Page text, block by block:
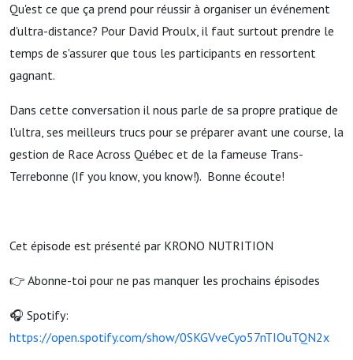
Qu'est ce que ça prend pour réussir à organiser un événement
d'ultra-distance? Pour David Proulx, il faut surtout prendre le
temps de s'assurer que tous les participants en ressortent
gagnant.
Dans cette conversation il nous parle de sa propre pratique de
l'ultra, ses meilleurs trucs pour se préparer avant une course, la
gestion de Race Across Québec et de la fameuse Trans-
Terrebonne (If you know, you know!). Bonne écoute!
Cet épisode est présenté par KRONO NUTRITION
👉 Abonne-toi pour ne pas manquer les prochains épisodes
🎧 Spotify:
https://open.spotify.com/show/0SKGVveCyo57nTIOuTQN2x